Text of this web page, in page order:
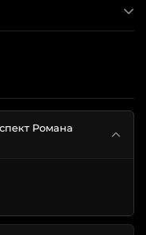
как для
не только из-за
Также следует
Романа